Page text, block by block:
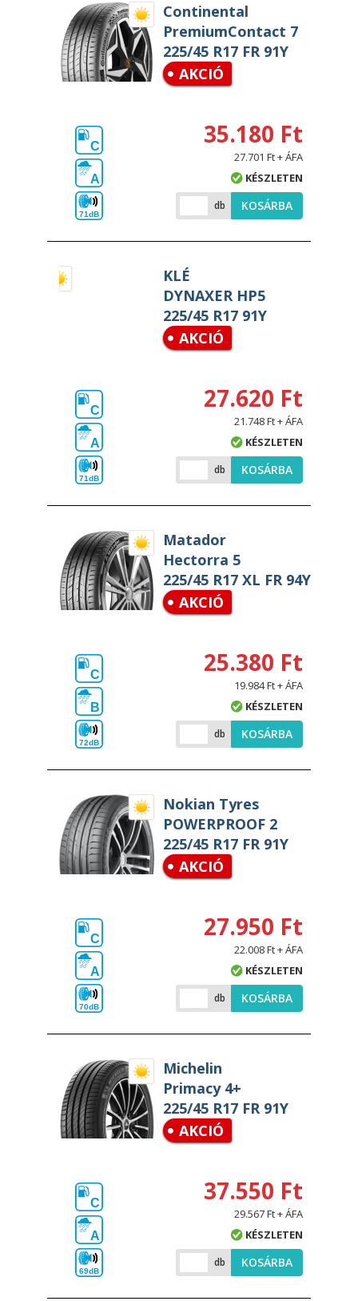
Continental
PremiumContact 7
225/45 R17 FR 91Y
AKCIÓ
C
A
71dB
35.180 Ft
27.701 Ft + ÁFA
KÉSZLETEN
db KOSÁRBA
KLÉ
DYNAXER HP5
225/45 R17 91Y
AKCIÓ
C
A
71dB
27.620 Ft
21.748 Ft + ÁFA
KÉSZLETEN
db KOSÁRBA
Matador
Hectorra 5
225/45 R17 XL FR 94Y
AKCIÓ
C
B
72dB
25.380 Ft
19.984 Ft + ÁFA
KÉSZLETEN
db KOSÁRBA
Nokian Tyres
POWERPROOF 2
225/45 R17 FR 91Y
AKCIÓ
C
A
70dB
27.950 Ft
22.008 Ft + ÁFA
KÉSZLETEN
db KOSÁRBA
Michelin
Primacy 4+
225/45 R17 FR 91Y
AKCIÓ
C
A
69dB
37.550 Ft
29.567 Ft + ÁFA
KÉSZLETEN
db KOSÁRBA